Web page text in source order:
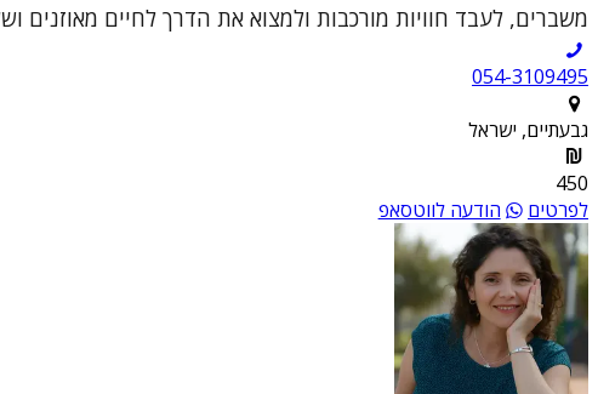
משברים, לעבד חוויות מורכבות ולמצוא את הדרך לחיים מאוזנים
054-3109495
גבעתיים, ישראל
450
לפרטים
הודעה לווטסאפ